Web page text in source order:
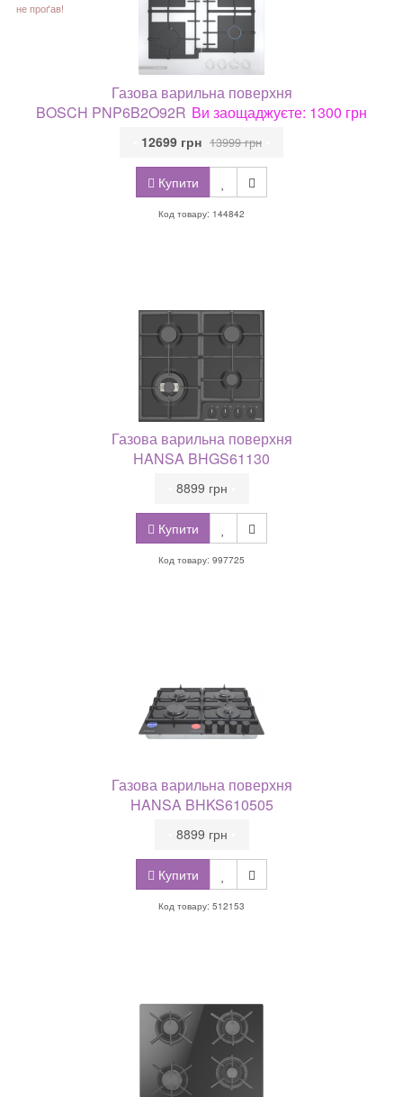
не проґав!
Газова варильна поверхня
BOSCH PNP6B2O92R Ви заощаджуєте: 1300 грн
Купити
12699 грн 13999 грн
Код товару: 144842
Газова варильна поверхня
HANSA BHGS61130
Купити
8899 грн
Код товару: 997725
Газова варильна поверхня
HANSA BHKS610505
Купити
8899 грн
Код товару: 512153